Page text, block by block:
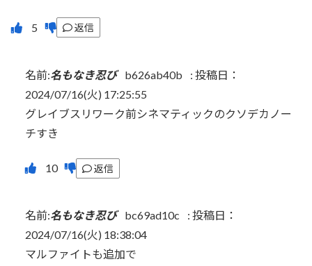
返信
名前:名もなき忍び b626ab40b : 投稿日：
2024/07/16(火) 17:25:55
グレイブスリワーク前シネマティックのクソデカノー
チすき
返信
名前:名もなき忍び bc69ad10c : 投稿日：
2024/07/16(火) 18:38:04
マルファイトも追加で